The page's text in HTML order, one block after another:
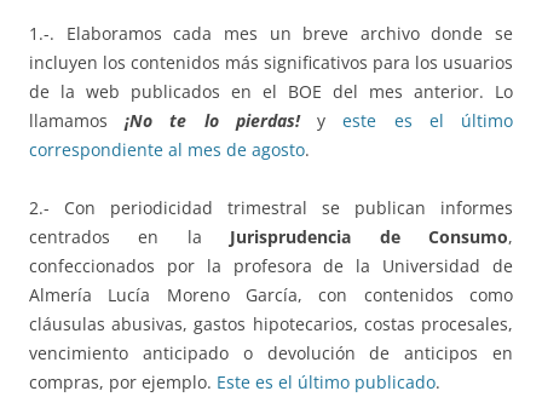
1.-. Elaboramos cada mes un breve archivo donde se
incluyen los contenidos más significativos para los usuarios
de la web publicados en el BOE del mes anterior. Lo
llamamos¡No te lo pierdas! yeste es el último
correspondiente al mes de agosto.
2.- Con periodicidad trimestral se publican informes
centrados en la Jurisprudencia de Consumo,
confeccionados por la profesora de la Universidad de
Almería Lucía Moreno García, con contenidos como
cláusulas abusivas, gastos hipotecarios, costas procesales,
vencimiento anticipado o devolución de anticipos en
compras, por ejemplo. Este es el último publicado.